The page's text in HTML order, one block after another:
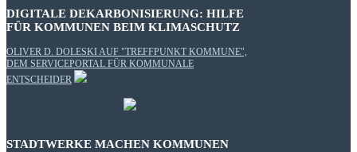
DIGITALE DEKARBONISIERUNG: HILFE
FÜR KOMMUNEN BEIM KLIMASCHUTZ
OLIVER D. DOLESKI AUF "TREFFPUNKT KOMMUNE",
DEM SERVICEPORTAL FÜR KOMMUNALE
ENTSCHEIDER
STADTWERKE MACHEN KOMMUNEN